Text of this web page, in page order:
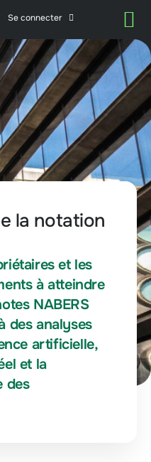
Se connecter
la notation
et les
à atteindre
NABERS
des analyses
artificielle,
et la
des